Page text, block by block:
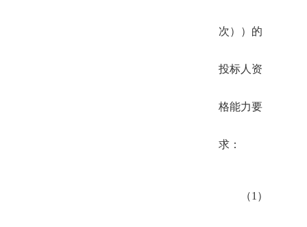
次））的
投标人资
格能力要
求：
（1）